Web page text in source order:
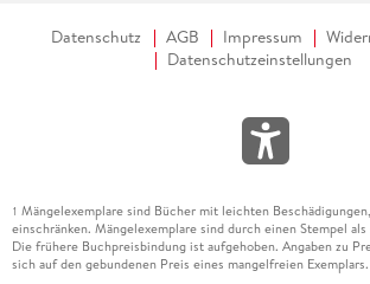
Datenschutz AGB Impressum
Datenschutzeinstellungen
1 Mängelexemplare sind Bücher mit leichten
einschränken. Mängelexemplare sind durch einen Stempel
Die frühere Buchpreisbindung ist aufgehoben. Angaben zu
sich auf den gebundenen Preis eines mangelfreien Exemplars.